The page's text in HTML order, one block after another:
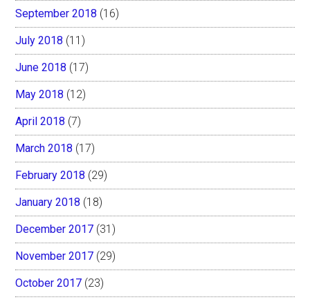
September 2018 (16)
July 2018 (11)
June 2018 (17)
May 2018 (12)
April 2018 (7)
March 2018 (17)
February 2018 (29)
January 2018 (18)
December 2017 (31)
November 2017 (29)
October 2017 (23)